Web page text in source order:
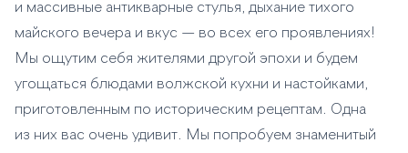
и массивные антикварные стулья, дыхание тихого
майского вечера и вкус — во всех его проявлениях!
Мы ощутим себя жителями другой эпохи и будем
угощаться блюдами волжской кухни и настойками,
приготовленным по историческим рецептам. Одна
из них вас очень удивит. Мы попробуем знаменитый